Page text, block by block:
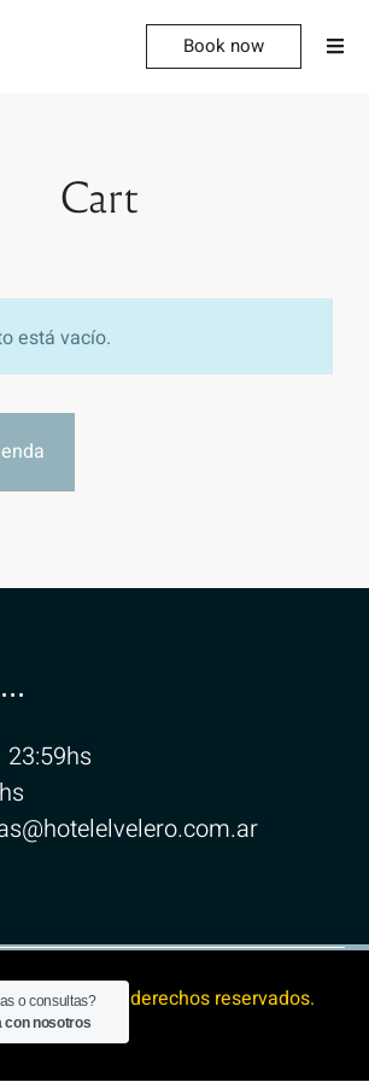
Book now
Cart
está vacío.
23:59hs
– Todos los derechos reservados.
Phobos
o consultas?
con nosotros